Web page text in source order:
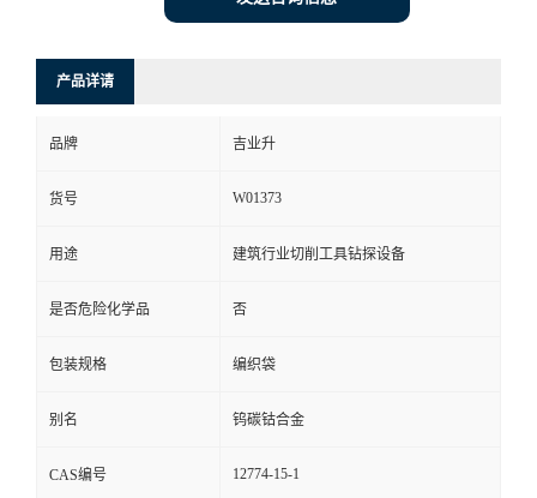
产品详请
品牌 吉业升
货号 W01373
用途 建筑行业切削工具钻探设备
是否危险化学品 否
包装规格 编织袋
别名 钨碳钴合金
CAS编号 12774-15-1